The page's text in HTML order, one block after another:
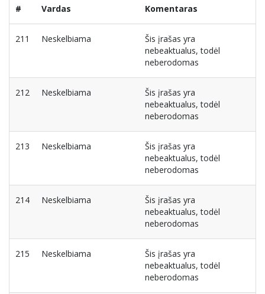
# Vardas Komentaras
211 Neskelbiama
Šis įrašas yra
nebeaktualus, todėl
neberodomas
212 Neskelbiama
Šis įrašas yra
nebeaktualus, todėl
neberodomas
213 Neskelbiama
Šis įrašas yra
nebeaktualus, todėl
neberodomas
214 Neskelbiama
Šis įrašas yra
nebeaktualus, todėl
neberodomas
215 Neskelbiama
Šis įrašas yra
nebeaktualus, todėl
neberodomas